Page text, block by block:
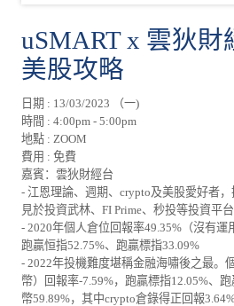
uSMART x 雲狄財
美股攻略
日期 : 13/03/2023 （一)
時間 : 4:00pm - 5:00pm
地點 : ZOOM
費用 : 免費
嘉賓：雲狄財經台
- 江恩理論、週期、crypto及美股愛好者
見於投資武林、FI Prime、秒投等投資平台
- 2020年個人倉位回報率49.35%（沒有運
跑贏恒指52.75%、跑贏標指33.09%
- 2022年投機難度堪稱金融海嘯後之最。
幣）回報率-7.59%，跑贏標指12.05%、
幣59.89%，其中crypto倉錄得正回報